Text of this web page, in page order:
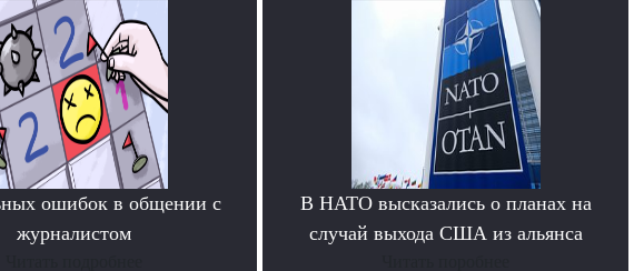
ошибок в общении с
журналистом
В НАТО высказались о планах на
случай выхода США из альянса